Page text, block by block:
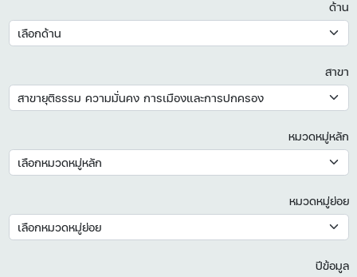
ด้าน
สาขา
หมวดหมู่หลัก
หมวดหมู่ย่อย
ปีข้อมูล